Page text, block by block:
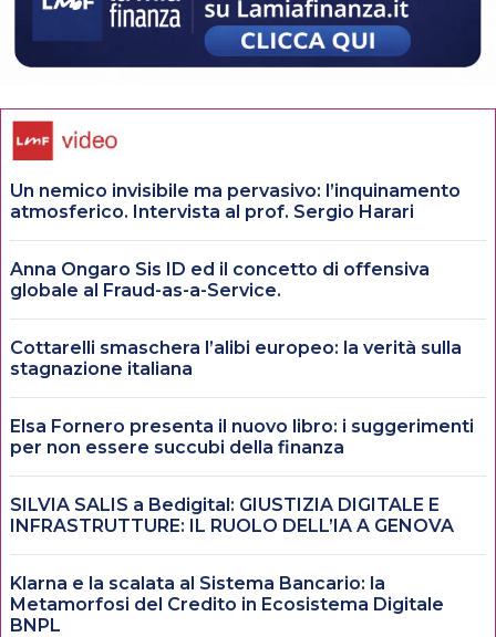
Un nemico invisibile ma pervasivo: l’inquinamento
atmosferico. Intervista al prof. Sergio Harari
Anna Ongaro Sis ID ed il concetto di offensiva
globale al Fraud-as-a-Service.
Cottarelli smaschera l’alibi europeo: la verità sulla
stagnazione italiana
Elsa Fornero presenta il nuovo libro: i suggerimenti
per non essere succubi della finanza
SILVIA SALIS a Bedigital: GIUSTIZIA DIGITALE E
INFRASTRUTTURE: IL RUOLO DELL’IA A GENOVA
Klarna e la scalata al Sistema Bancario: la
Metamorfosi del Credito in Ecosistema Digitale
BNPL